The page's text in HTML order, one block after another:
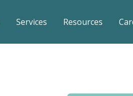
Services Resources